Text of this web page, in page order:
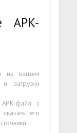
APK-
на вашем
загрузки
файл с
его